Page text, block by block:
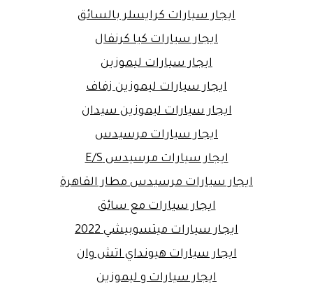
ايجار سيارات كرايسلر بالسائق
ايجار سيارات كيا كرنفال
ايجار سيارات ليموزين
ايجار سيارات ليموزين زفاف
ايجار سيارات ليموزين سيدان
ايجار سيارات مرسيدس
ايجار سيارات مرسيدس E/S
ايجار سيارات مرسيدس مطار القاهرة
ايجار سيارات مع سائق
ايجار سيارات ميتسوبيشي 2022
ايجار سيارات هيونداي اتش وان
ايجار سيارات و ليموزين